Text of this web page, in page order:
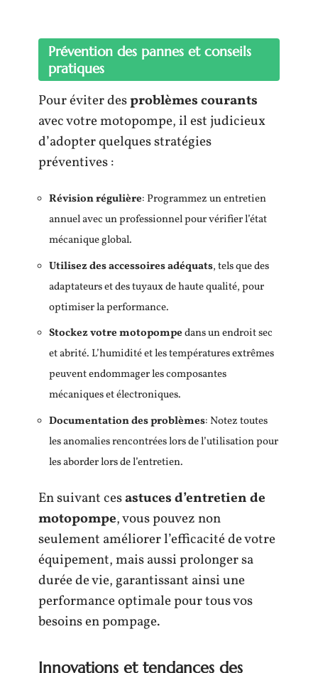
Prévention des pannes et conseils
pratiques
Pour éviter desproblèmes courants
avec votre motopompe, il est judicieux
d’adopter quelques stratégies
préventives :
Révision régulière: Programmez un entretien
annuel avec un professionnel pour vérifier l’état
mécanique global.
Utilisez des accessoires adéquats, tels que des
adaptateurs et des tuyaux de haute qualité, pour
optimiser la performance.
Stockez votre motopompedans un endroit sec
et abrité. L’humidité et les températures extrêmes
peuvent endommager les composantes
mécaniques et électroniques.
Documentation des problèmes: Notez toutes
les anomalies rencontrées lors de l’utilisation pour
les aborder lors de l’entretien.
En suivant cesastuces d’entretien de
motopompe, vous pouvez non
seulement améliorer l’efficacité de votre
équipement, mais aussi prolonger sa
durée de vie, garantissant ainsi une
performance optimale pour tous vos
besoins en pompage.
Innovations et tendances des